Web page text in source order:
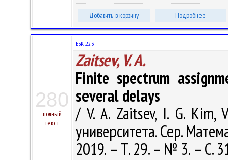
Добавить в корзину Подробнее
280
полный
текст
ББК 22.3
Zaitsev, V. A.
Finite spectrum
several delays
/ V. A. Zaitsev, I. G. Kim,
университета. Сер.
2019. – Т. 29. – № 3. – С.